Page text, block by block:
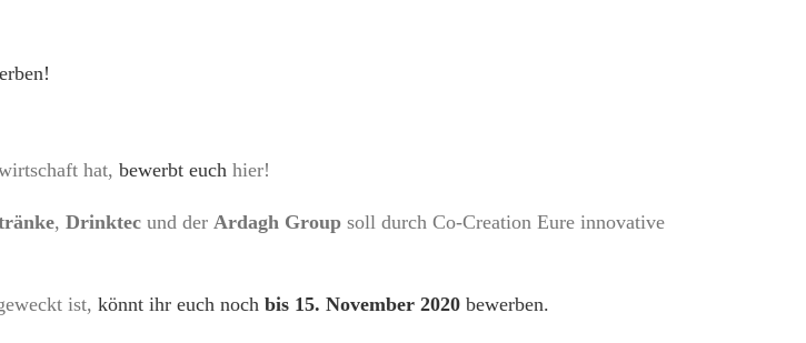
hat, bewerbt euch hier!
, Drinktec und der Ardagh Group soll durch Co-Creation Eure innovative
ist, könnt ihr euch noch bis 15. November 2020 bewerben.